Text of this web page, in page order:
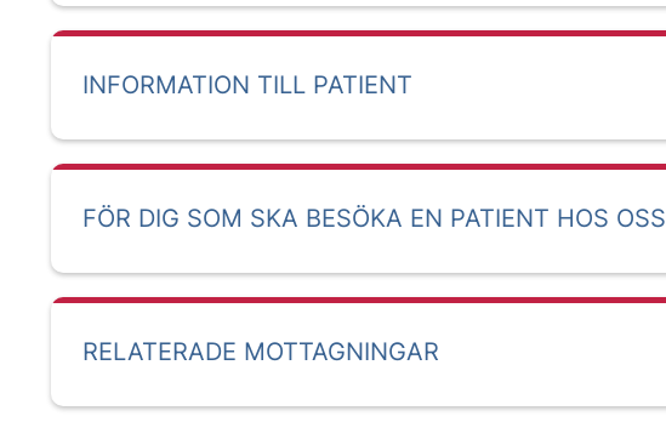
INFORMATION TILL PATIENT
FÖR DIG SOM SKA BESÖKA EN PATIENT HOS OSS
RELATERADE MOTTAGNINGAR